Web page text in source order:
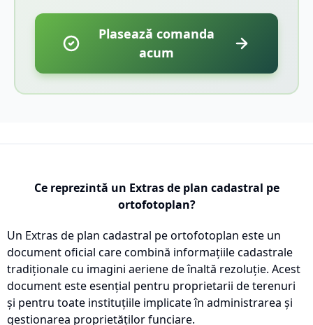
Plasează comanda
acum
Ce reprezintă un Extras de plan cadastral pe
ortofotoplan?
Un Extras de plan cadastral pe ortofotoplan este un
document oficial care combină informațiile cadastrale
tradiționale cu imagini aeriene de înaltă rezoluție. Acest
document este esențial pentru proprietarii de terenuri
și pentru toate instituțiile implicate în administrarea și
gestionarea proprietăților funciare.